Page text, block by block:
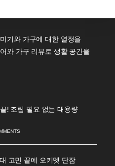
기와 가구에 대한 열정을
와 가구 리뷰로 생활 공간을
! 조립 필요 없는 대용량
고민 끝에 오키멧 단잠